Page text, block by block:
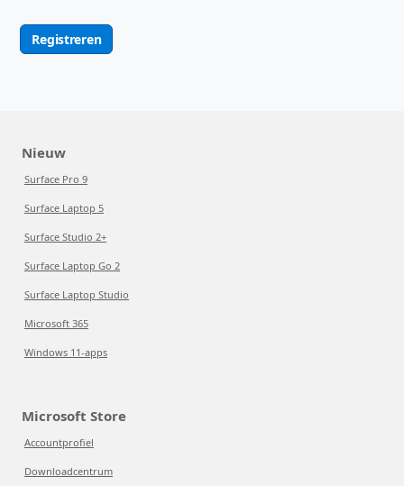
Registreren
Nieuw
Surface Pro 9
Surface Laptop 5
Surface Studio 2+
Surface Laptop Go 2
Surface Laptop Studio
Microsoft 365
Windows 11-apps
Microsoft Store
Accountprofiel
Downloadcentrum